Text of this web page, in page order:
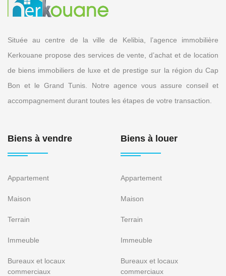
Située au centre de la ville de Kelibia, l’agence immobilière
Kerkouane propose des services de vente, d’achat et de location
de biens immobiliers de luxe et de prestige sur la région du Cap
Bon et le Grand Tunis. Notre agence vous assure conseil et
accompagnement durant toutes les étapes de votre transaction.
Biens à vendre
Appartement
Maison
Terrain
Immeuble
Bureaux et locaux
commerciaux
Biens à louer
Appartement
Maison
Terrain
Immeuble
Bureaux et locaux
commerciaux